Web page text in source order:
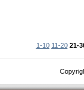
1-10 11-20 21-